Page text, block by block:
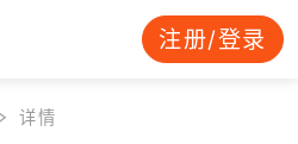
注册/登录
详情